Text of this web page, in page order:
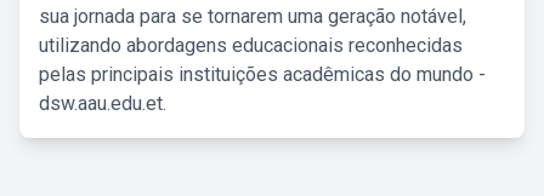
sua jornada para se tornarem uma geração notável,
utilizando abordagens educacionais reconhecidas
pelas principais instituições acadêmicas do mundo -
dsw.aau.edu.et.